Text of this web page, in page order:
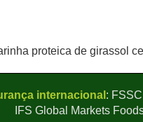
internacional :
IFS Global Markets